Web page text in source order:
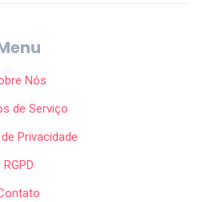
Nós
de Serviço
Privacidade
RGPD